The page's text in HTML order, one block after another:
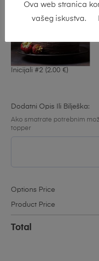
Inicijali #2 (2.00 €)
Dodatni Opis Ili Bilješka:
Ako smatrate potrebnim
topper
Options Price
Product Price
Total
Ova web stranica
vašeg iskustva.